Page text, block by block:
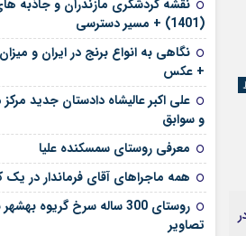
آپارات
رمز عبور
مرا به خاطر بسپار
نقشه گردشگری مازندران و جاذبه
(1401) + مسیر دسترسی
نگاهی به انواع برنج در ایران و
+ عکس
علی‌ اکبر عالیشاه دادستان جدید
و سوابق
معرفی روستای سمسکنده علیا
همه ماجراهای آقای فرماندار در یک
روستای 300 ساله سرخ ‌گریوه
تصاویر